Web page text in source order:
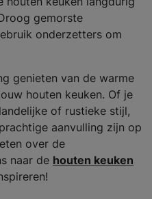
gemorste
onderzetters om
genieten van de warme
houten keuken. Of je
of rustieke stijl,
aanvulling zijn op
over de
naar de houten keuken